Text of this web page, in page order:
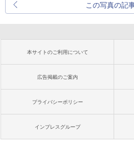
この写真の記
本サイトのご利用について
広告掲載のご案内
プライバシーポリシー
インプレスグループ